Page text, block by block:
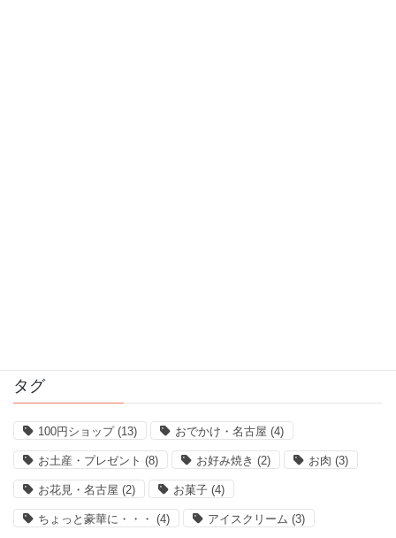
タグ
100円ショップ(13) おでかけ・名古屋 (4)
お土産・プレゼント (8) お好み焼き (2) お肉 (3)
お花見・名古屋 (2) お菓子 (4)
ちょっと豪華に・・・ (4) アイスクリーム (3)